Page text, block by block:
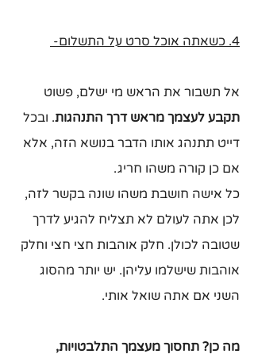
4. כשאתה אוכל סרט על התשלום-
אל תשבור את הראש מי ישלם, פשוט
תקבע לעצמך מראש דרך התנהגות. ובכל
דייט תתנהג אותו הדבר בנושא הזה, אלא
אם כן קורה משהו חריג.
כל אישה חושבת משהו שונה בקשר לזה,
לכן אתה לעולם לא תצליח להגיע לדרך
שטובה לכולן. חלק אוהבות חצי חצי וחלק
אוהבות שישלמו עליהן. יש יותר מהסוג
השני אם אתה שואל אותי.
מה כן? תחסוך מעצמך התלבטויות,